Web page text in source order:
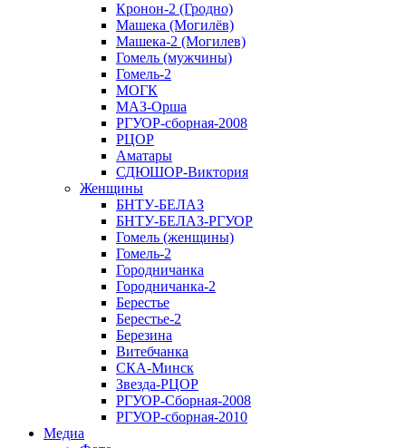
Кронон-2 (Гродно)
Машека (Могилёв)
Машека-2 (Могилев)
Гомель (мужчины)
Гомель-2
МОГК
МАЗ-Орша
РГУОР-сборная-2008
РЦОР
Аматары
СДЮШОР-Виктория
Женщины
БНТУ-БЕЛАЗ
БНТУ-БЕЛАЗ-РГУОР
Гомель (женщины)
Гомель-2
Городничанка
Городничанка-2
Берестье
Берестье-2
Березина
Витебчанка
СКА-Минск
Звезда-РЦОР
РГУОР-Сборная-2008
РГУОР-сборная-2010
Медиа